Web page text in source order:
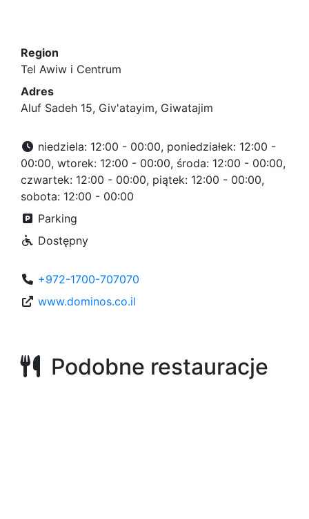
Region
Tel Awiw i Centrum
Adres
Aluf Sadeh 15, Giv'atayim, Giwatajim
niedziela: 12:00 - 00:00, poniedziałek: 12:00 -
00:00, wtorek: 12:00 - 00:00, środa: 12:00 - 00:00,
czwartek: 12:00 - 00:00, piątek: 12:00 - 00:00,
sobota: 12:00 - 00:00
Parking
Dostępny
+972-1700-707070
www.dominos.co.il
Podobne restauracje